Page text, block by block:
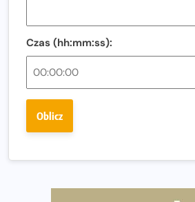
Złota Seria 42 rośnie. Coraz więcej
wybiera wyzwanie trzech
Polsce
Ponad 12 tysięcy uczestników
Czas (hh:mm:ss):
Oblicz